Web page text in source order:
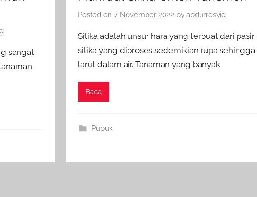
sangat
Posted on7 November 2022 byabdurrosyid
Silika adalah unsur hara yang terbuat dari pasir
silika yang diproses sedemikian rupa sehingga
larut dalam air. Tanaman yang banyak
Baca
Pupuk